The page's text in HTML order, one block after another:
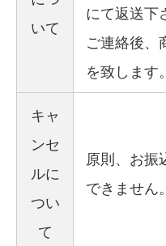
いて
にて返送下
ご連絡後、
を致します。
キャ
ンセ
ルに
つい
て
原則、お振
できません。